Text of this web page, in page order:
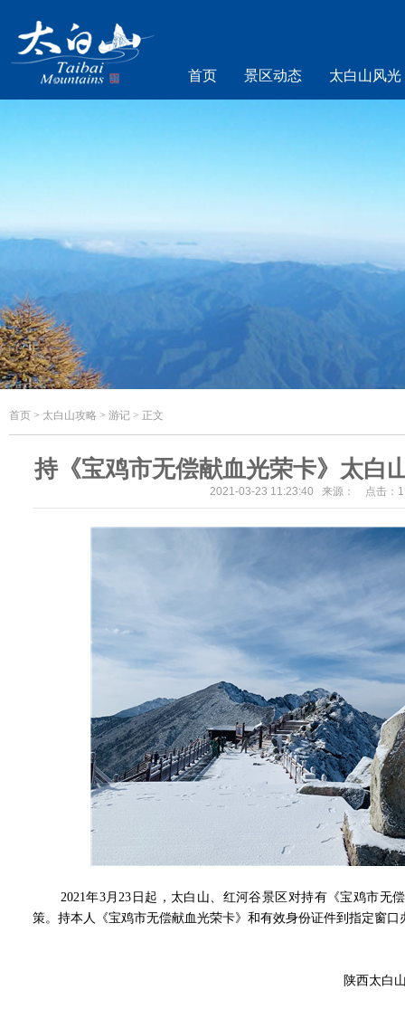
首页 景区动态 太白山风光
首页 > 太白山攻略 > 游记 > 正文
持《宝鸡市无偿献血光荣卡》太白
2021-03-23 11:23:40 来源： 点击：
2021年3月23日起，太白山、红河谷景区对持有《宝鸡市无
策。持本人《宝鸡市无偿献血光荣卡》和有效身份证件到指定窗口
陕西太白山旅游区管理委员